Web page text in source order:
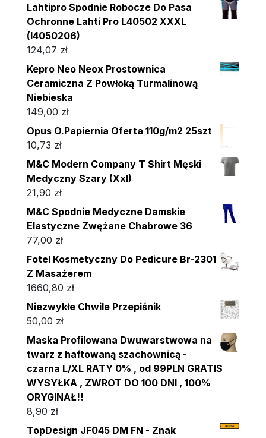
Lahtipro Spodnie Robocze Do Pasa
Ochronne Lahti Pro L40502 XXXL
(l4050206)
124,07 zł
Kepro Neo Neox Prostownica
Ceramiczna Z Powłoką Turmalinową
Niebieska
149,00 zł
Opus O.Papiernia Oferta 110g/m2 25szt
10,73 zł
M&C Modern Company T Shirt Męski
Medyczny Szary (Xxl)
21,90 zł
M&C Spodnie Medyczne Damskie
Elastyczne Zwężane Chabrowe 36
77,00 zł
Fotel Kosmetyczny Do Pedicure Br-2301
Z Masażerem
1660,80 zł
Niezwykłe Chwile Przepiśnik
50,00 zł
Maska Profilowana Dwuwarstwowa na
twarz z haftowaną szachownicą -
czarna L/XL RATY 0% , od 99PLN GRATIS
WYSYŁKA , ZWROT DO 100 DNI , 100%
ORYGINAŁ!!
8,90 zł
TopDesign JF045 DM FN - Znak